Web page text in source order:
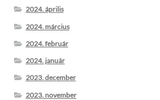
2024. április
2024. március
2024. február
2024. január
2023. december
2023. november